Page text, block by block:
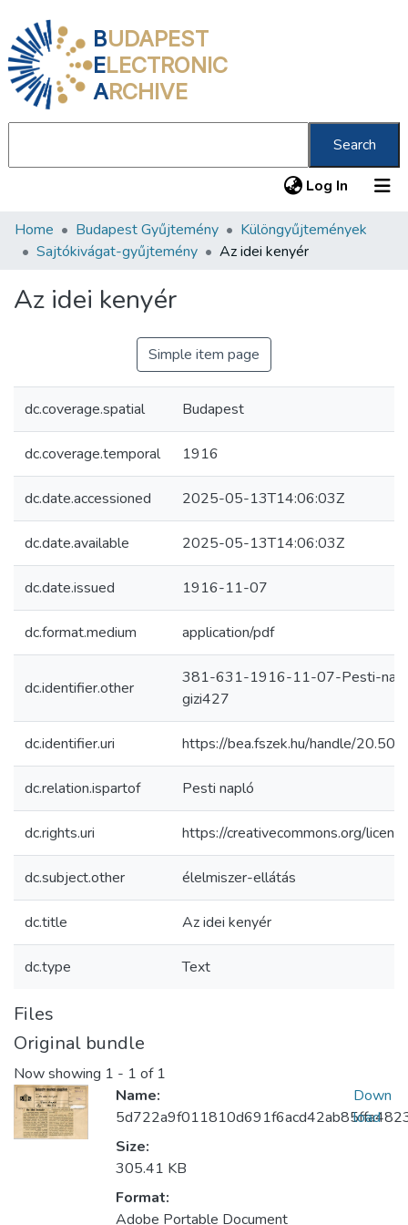
BUDAPEST
ELECTRONIC
ARCHIVE
Search
Log In (current)
Communities & Collections
Statistics
Home Budapest Gyűjtemény
Különgyűjtemények
Sajtókivágat-gyűjtemény
Az idei kenyér
Az idei kenyér
Simple item page
dc.coverage.spatial Budapest
dc.coverage.temporal 1916
dc.date.accessioned 2025-05-13T14:06:03Z
dc.date.available 2025-05-13T14:06:03Z
dc.date.issued 1916-11-07
dc.format.medium application/pdf
dc.identifier.other
381-631-1916-11-07-Pesti-
gizi427
dc.identifier.uri https://bea.fszek.hu/handle/
dc.relation.ispartof Pesti napló
dc.rights.uri https://creativecommons.org/
dc.subject.other élelmiszer-ellátás
dc.title Az idei kenyér
dc.type Text
Files
Original bundle
Now showing 1 - 1 of 1
Name:
Size:
305.41 KB
Format:
Adobe Portable Document
Down
load